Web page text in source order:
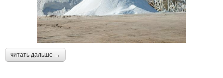
читать дальше →